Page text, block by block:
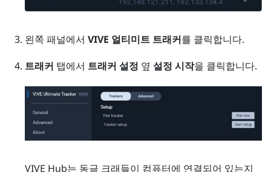
왼쪽 패널에서 VIVE 얼티미트 트래커를 클릭합니다.
트래커 탭에서 트래커 설정 옆 설정 시작을 클릭합니다.
VIVE Hub는 동글 크래들이 컴퓨터에 연결되어 있는지